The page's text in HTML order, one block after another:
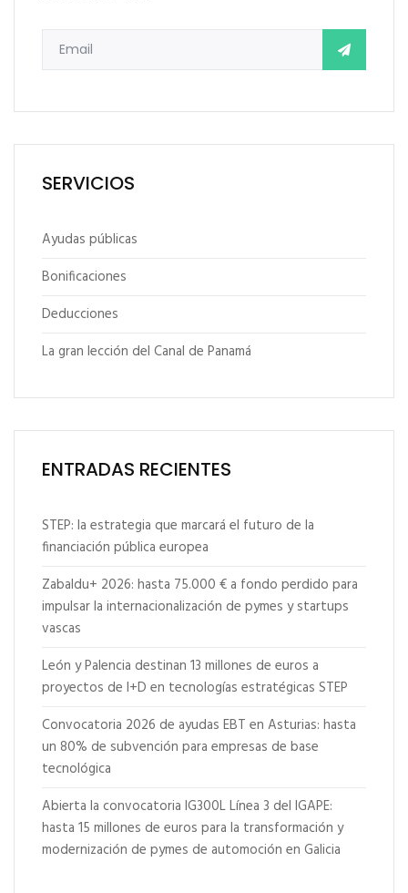
SERVICIOS
Ayudas públicas
Bonificaciones
Deducciones
La gran lección del Canal de Panamá
ENTRADAS RECIENTES
STEP: la estrategia que marcará el futuro de la
financiación pública europea
Zabaldu+ 2026: hasta 75.000 € a fondo perdido para
impulsar la internacionalización de pymes y startups
vascas
León y Palencia destinan 13 millones de euros a
proyectos de I+D en tecnologías estratégicas STEP
Convocatoria 2026 de ayudas EBT en Asturias: hasta
un 80% de subvención para empresas de base
tecnológica
Abierta la convocatoria IG300L Línea 3 del IGAPE:
hasta 15 millones de euros para la transformación y
modernización de pymes de automoción en Galicia